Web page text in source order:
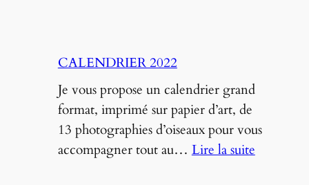
2022
à
radio
!
CALENDRIER 2022
Je vous propose un calendrier grand
format, imprimé sur papier d’art, de
13 photographies d’oiseaux pour vous
accompagner tout au… Lire la suite: